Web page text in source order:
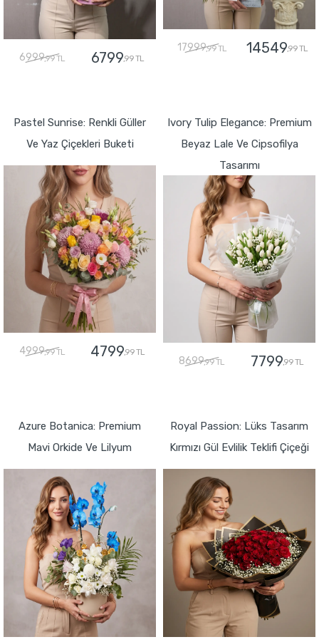
6999,99 TL 6799,99 TL
17999,99 TL 14549,99 TL
Pastel Sunrise: Renkli Güller
Ve Yaz Çiçekleri Buketi
4999,99 TL 4799,99 TL
Ivory Tulip Elegance: Premium
Beyaz Lale Ve Cipsofilya
Tasarımı
8699,99 TL 7799,99 TL
Azure Botanica: Premium
Mavi Orkide Ve Lilyum
Royal Passion: Lüks Tasarım
Kırmızı Gül Evlilik Teklifi Çiçeği